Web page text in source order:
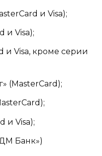
и Visa);
и Visa);
и Visa, кроме серии
(MasterCard);
и Visa);
Банк»)